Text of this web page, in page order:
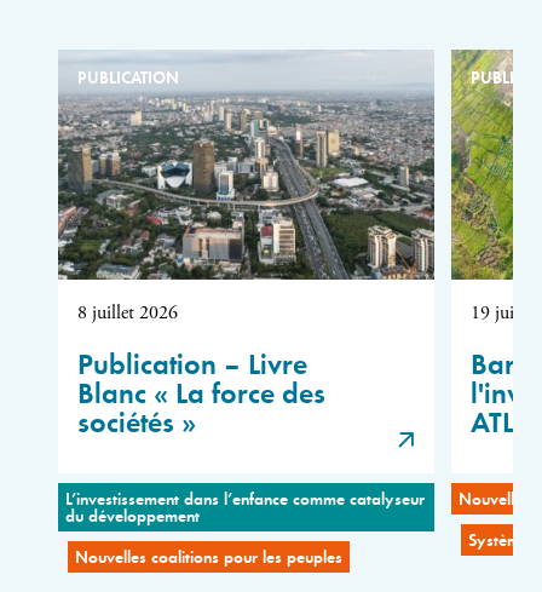
PUBLICATION
8 juillet 2026
Publication – Livre
Blanc « La force des
sociétés »
L’investissement dans l’enfance comme catalyseur
du développement
Nouvelles coalitions pour les peuples
19 juin
Nouvelles